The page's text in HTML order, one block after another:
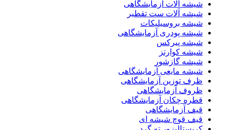
شیشه آلات آزمایشگاهی
شیشه آلات ست تقطیر
شیشه بروسیلیکات
شیشه پودری آزمایشگاهی
شیشه پیرکس
شیشه کوارتز
شیشه گازشور
شیشه مایعی آزمایشگاهی
ظرف توزین آزمایشگاهی
ظروف آزمایشگاهی
قطره چکان آزمایشگاهی
قیف آزمایشگاهی
قیف قوچ شیشه ای